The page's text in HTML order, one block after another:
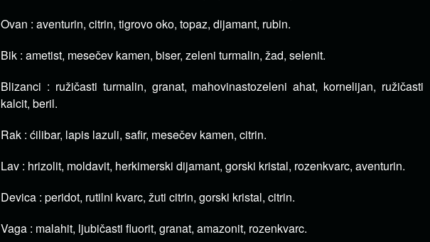
Ovan : aventurin, citrin, tigrovo oko, topaz, dijamant, rubin.
Bik : ametist, mesečev kamen, biser, zeleni turmalin, žad, selenit.
Blizanci : ružičasti turmalin, granat, mahovinastozeleni ahat, kornelijan, ružičasti
kalcit, beril.
Rak : ćilibar, lapis lazuli, safir, mesečev kamen, citrin.
Lav : hrizolit, moldavit, herkimerski dijamant, gorski kristal, rozenkvarc, aventurin.
Devica : peridot, rutilni kvarc, žuti citrin, gorski kristal, citrin.
Vaga : malahit, ljubičasti fluorit, granat, amazonit, rozenkvarc.